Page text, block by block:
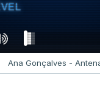
Ana Gonçalves -